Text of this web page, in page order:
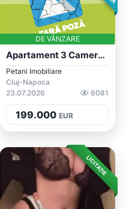
DE VÂNZARE
Apartament 3 Camere | Mănăștur | Comisio...
Petani Imobiliare
Cluj-Napoca
23.07.2026
6081
199.000 EUR
LICITAȚIE